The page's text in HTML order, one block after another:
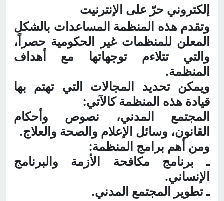
إلكتروني حرّ على الإنترنيت
وتقدم هذه المنظمة المساعدات بالشكل
المعلن للمنظمات غير الحكومية حصراً،
والتي تتلاءم توجهاتها مع أهداف
المنظمة.
ويمكن تحديد المجالات التي تهتم بها
قيادة هذه المنظمة كالآتي:
المجتمع المدني، نصوص وأحكام
القانون، وسائل الإعلام والصحة والعلاج.
ومن أهم برامج المنظمة:
ـ برنامج مكافحة الأزمة والبرنامج
الإنساني.
ـ تطوير المجتمع المدني.